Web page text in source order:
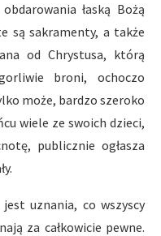
łaską Bożą
są sakramenty, a także
od Chrystusa, którą
broni, ochoczo
może, bardzo szeroko
wiele ze swoich dzieci,
publicznie ogłasza
uznania, co wszyscy
za całkowicie pewne.